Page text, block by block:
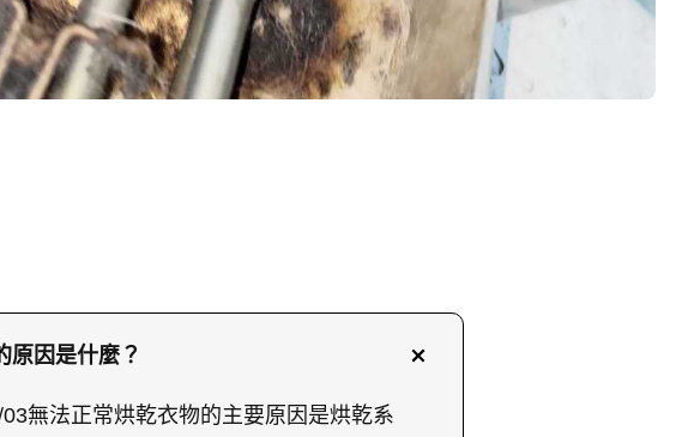
原因是什麼？
無法正常烘乾衣物的主要原因是烘乾系